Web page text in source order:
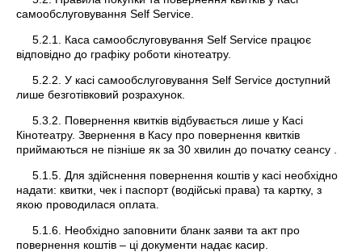
самообслуговування Self Service.
5.2.1. Каса самообслуговування Self Service працює
відповідно до графіку роботи кінотеатру.
5.2.2. У касі самообслуговування Self Service доступний
лише безготівковий розрахунок.
5.3.2. Повернення квитків відбувається лише у Касі
Кінотеатру. Звернення в Касу про повернення квитків
приймаються не пізніше як за 30 хвилин до початку сеансу .
5.1.5. Для здійснення повернення коштів у касі необхідно
надати: квитки, чек і паспорт (водійські права) та картку, з
якою проводилася оплата.
5.1.6. Необхідно заповнити бланк заяви та акт про
повернення коштів – ці документи надає касир.